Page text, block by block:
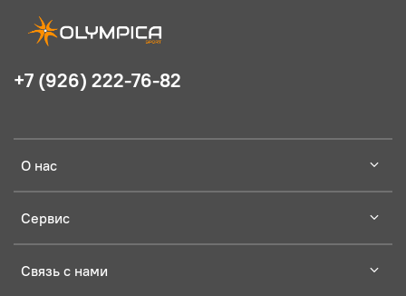
О нас
Сервис
Связь с нами
+7 (926) 222-76-82